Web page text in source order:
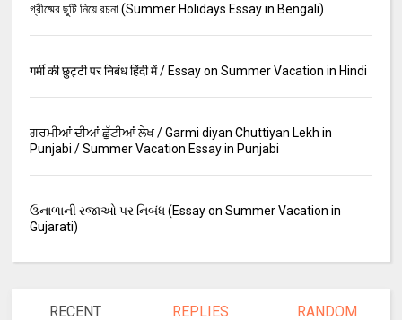
গ্রীষ্মের ছুটি নিয়ে রচনা (Summer Holidays Essay in Bengali)
गर्मी की छुट्टी पर निबंध हिंदी में / Essay on Summer Vacation in Hindi
ਗਰਮੀਆਂ ਦੀਆਂ ਛੁੱਟੀਆਂ ਲੇਖ / Garmi diyan Chuttiyan Lekh in
Punjabi / Summer Vacation Essay in Punjabi
ઉનાળાની રજાઓ પર નિબંધ (Essay on Summer Vacation in
Gujarati)
RECENT REPLIES RANDOM